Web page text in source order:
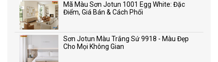
Mã Màu Sơn Jotun 1001 Egg White: Đặc
Điểm, Giá Bán & Cách Phối
Sơn Jotun Màu Trắng Sứ 9918 - Màu Đẹp
Cho Mọi Không Gian